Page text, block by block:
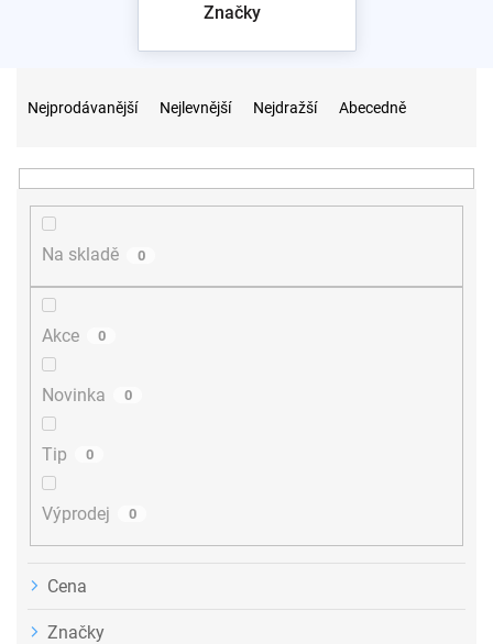
Značky
n
Nejprodávanější Nejlevnější Nejdražší Abecedně
Na skladě 0
Akce 0
Novinka 0
Tip 0
Výprodej 0
Cena
Značky